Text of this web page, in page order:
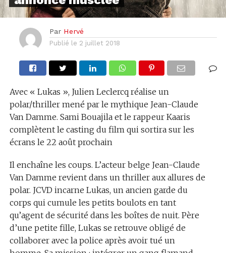
Par Hervé
Publié le 2 juillet 2018
Avec « Lukas », Julien Leclercq réalise un
polar/thriller mené par le mythique Jean-Claude
Van Damme. Sami Bouajila et le rappeur Kaaris
complètent le casting du film qui sortira sur les
écrans le 22 août prochain
Il enchaîne les coups. L’acteur belge Jean-Claude
Van Damme revient dans un thriller aux allures de
polar. JCVD incarne Lukas, un ancien garde du
corps qui cumule les petits boulots en tant
qu’agent de sécurité dans les boîtes de nuit. Père
d’une petite fille, Lukas se retrouve obligé de
collaborer avec la police après avoir tué un